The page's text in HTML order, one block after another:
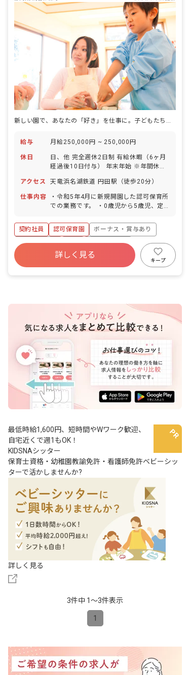
16:00 順次降園
給与 月給250,000円 ~ 250,000円
休日
日、他 完全週休2日制 有給休暇（6ヶ月
経過後10日付与） 年末年始 ※年間休日
アクセス
天竜浜名湖鉄道 円田駅（徒歩20分）
仕事内容
・令和5年4月に新規開園した認可保育所
での業務です。 ・0歳児から5歳児、定
を行います。 ・ネイル、マツエク、髪色
自由など、おしゃれを楽しみながら働け
る環境です。
契約社員 認可保育園
ボーナス・賞与あり
社会保険完備
有給
福利厚生充実
昇給昇進あり
詳しく見る
キープ
最低時給1,600円、短時間やWワーク歓迎、
自宅近くで週1もOK！
KIDSNAシッター
保育士資格・幼稚園教諭免許・看護師免許ベビーシッ
ターで活かしませんか?
詳しく見る
3件中 1〜3件表示
1